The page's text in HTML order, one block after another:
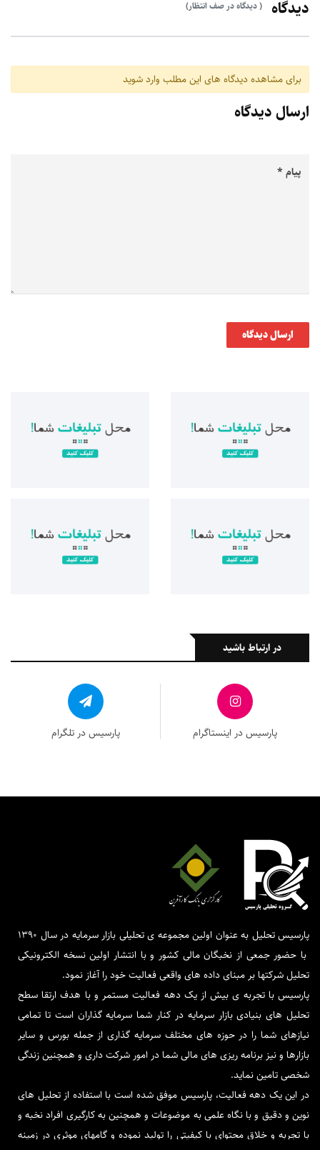
دیدگاه ( دیدگاه در صف انتظار)
برای مشاهده دیدگاه های این مطلب وارد شوید
ارسال دیدگاه
ارسال دیدگاه
در ارتباط باشید
پارسیس در اینستاگرام پارسیس در تلگرام
پارسیس تحلیل به عنوان اولین مجموعه ی تحلیلی بازار سرمایه در سال 1390
با حضور جمعی از نخبگان مالی کشور و با انتشار اولین نسخه الکترونیکی
تحلیل شرکتها بر مبنای داده های واقعی فعالیت خود را آغاز نمود.
پارسیس با تجربه ی بیش از یک دهه فعالیت مستمر و با هدف ارتقا سطح
تحلیل های بنیادی بازار سرمایه در کنار شما سرمایه گذاران است تا تمامی
نیازهای شما را در حوزه های مختلف سرمایه گذاری از جمله بورس و سایر
بازارها و نیز برنامه ریزی های مالی شما در امور شرکت داری و همچنین زندگی
شخصی تامین نماید.
در این یک دهه فعالیت، پارسیس موفق شده است با استفاده از تحلیل های
نوین و دقیق و با نگاه علمی به موضوعات و همچنین به کارگیری افراد نخبه و
با تجربه و خلاق محتوای با کیفیتی را تولید نموده و گامهای موثری در زمینه